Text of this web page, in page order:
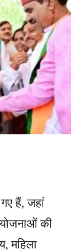
गए हैं, जहां
योजनाओं की
महिला